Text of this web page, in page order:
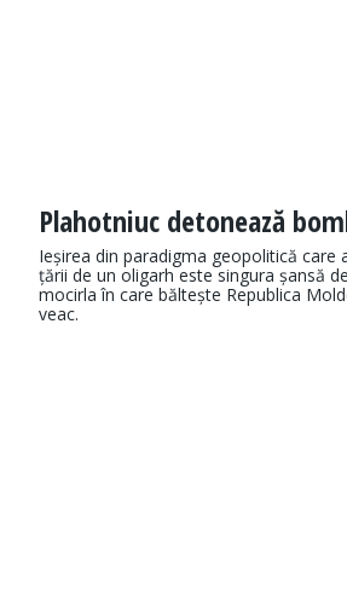
Plahotniuc detonează
Ieșirea din paradigma geopolitică care
țării de un oligarh este singura șansă
mocirla în care băltește Republica
veac.